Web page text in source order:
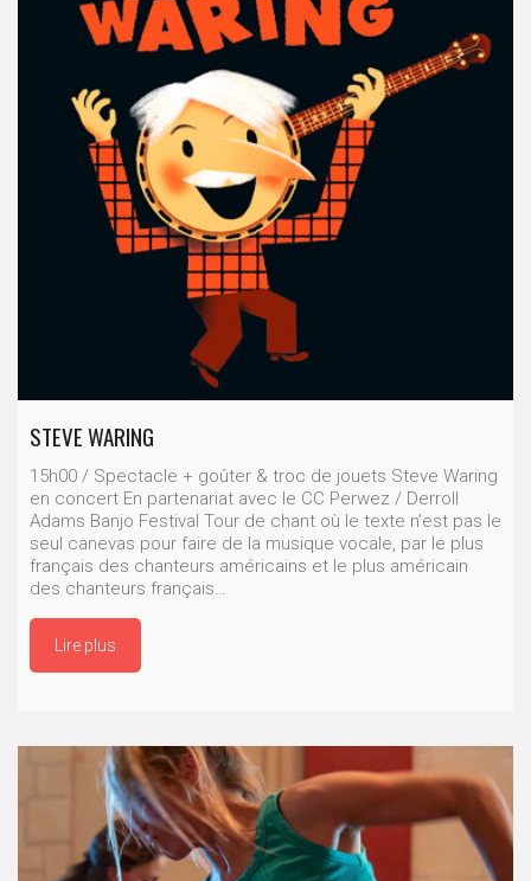
STEVE WARING
15h00 / Spectacle + goûter & troc de jouets Steve Waring
en concert En partenariat avec le CC Perwez / Derroll
Adams Banjo Festival Tour de chant où le texte n’est pas le
seul canevas pour faire de la musique vocale, par le plus
français des chanteurs américains et le plus américain
des chanteurs français…
Lire plus